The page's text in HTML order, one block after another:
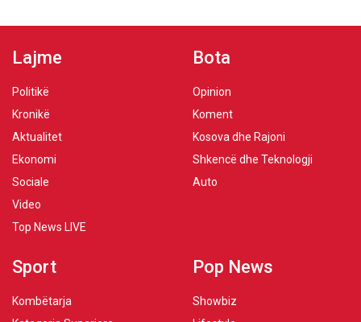
Lajme
Politikë
Kronikë
Aktualitet
Ekonomi
Sociale
Video
Top News LIVE
Bota
Opinion
Koment
Kosova dhe Rajoni
Shkencë dhe Teknologji
Auto
Sport
Kombëtarja
Pop News
Showbiz